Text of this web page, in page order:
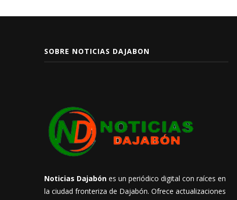
SOBRE NOTICIAS DAJABON
Noticias Dajabón es un periódico digital con raíces en
la ciudad fronteriza de Dajabón. Ofrece actualizaciones